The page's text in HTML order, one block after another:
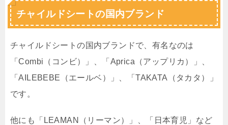
チャイルドシートの国内ブランド
チャイルドシートの国内ブランドで、有名なのは
「Combi（コンビ）」、「Aprica（アップリカ）」、
「AILEBEBE（エールベ）」、「TAKATA（タカタ）」
です。
他にも「LEAMAN（リーマン）」、「日本育児」など